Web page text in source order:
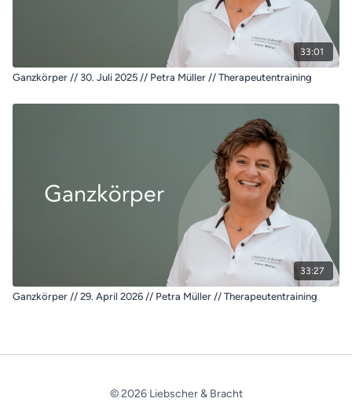
33:01
Ganzkörper // 30. Juli 2025 // Petra Müller // Therapeutentraining
33:27
Ganzkörper // 29. April 2026 // Petra Müller // Therapeutentraining
© 2026 Liebscher & Bracht